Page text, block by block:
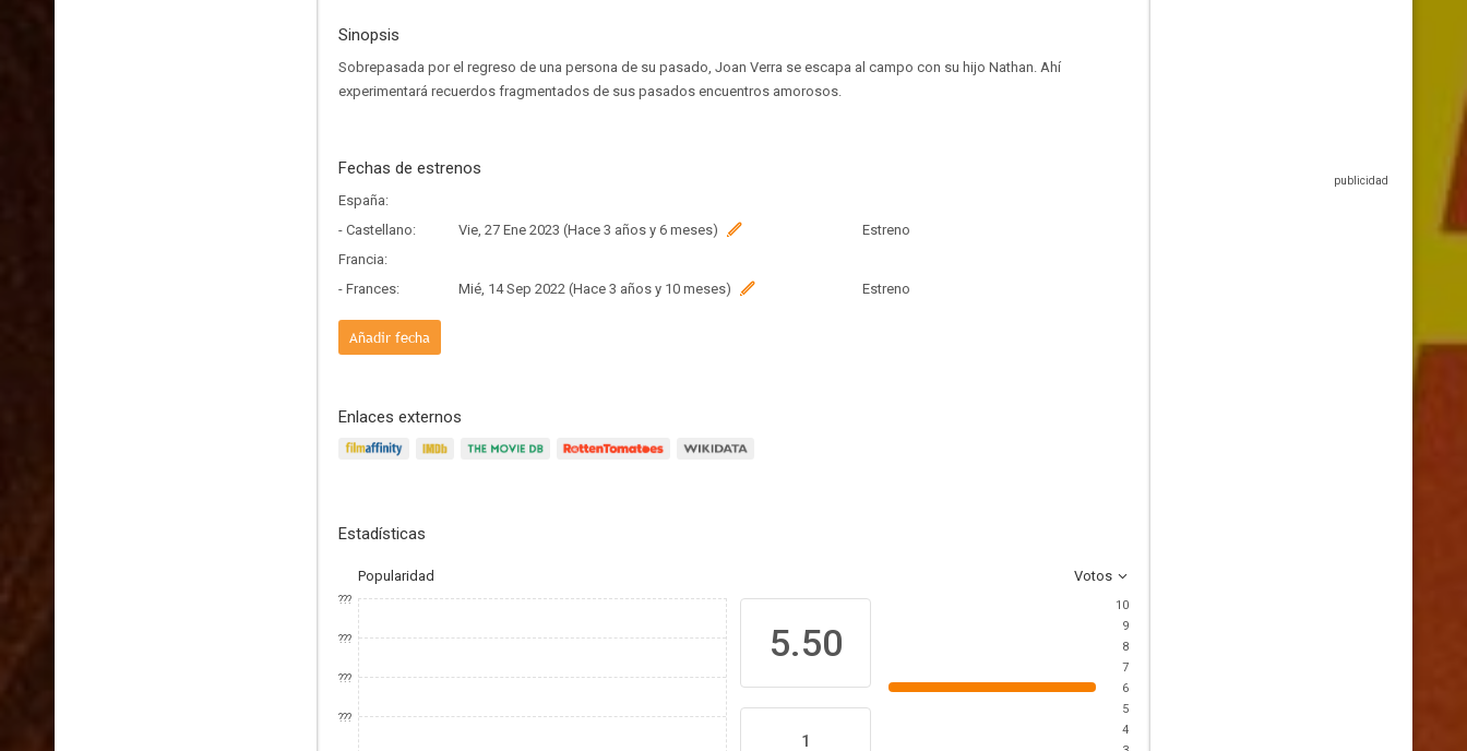
Sinopsis
Sobrepasada por el regreso de una persona de su pasado, Joan Verra se escapa al campo con su hijo Nathan. Ahí
experimentará recuerdos fragmentados de sus pasados encuentros amorosos.
Fechas de estrenos
España:
- Castellano:
Vie, 27 Ene 2023 (Hace 3 años y 6 meses)
Estreno
Francia:
- Frances:
Mié, 14 Sep 2022 (Hace 3 años y 10 meses) Estreno
Añadir fecha
Enlaces externos
Estadísticas
Popularidad Votos
???
???
???
???
5.50
1
10
9
8
7
6
5
4